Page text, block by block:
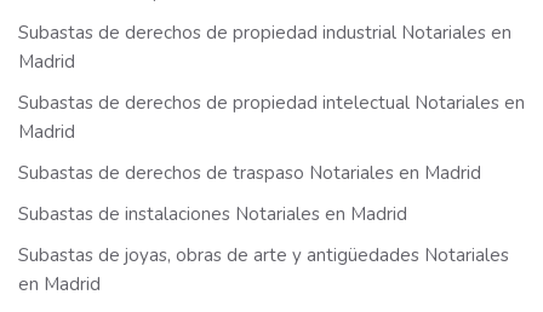
Subastas de derechos de propiedad industrial Notariales en
Madrid
Subastas de derechos de propiedad intelectual Notariales en
Madrid
Subastas de derechos de traspaso Notariales en Madrid
Subastas de instalaciones Notariales en Madrid
Subastas de joyas, obras de arte y antigüedades Notariales
en Madrid